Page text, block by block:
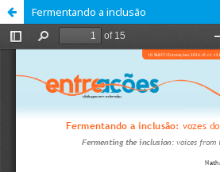
Fermentando a inclusão